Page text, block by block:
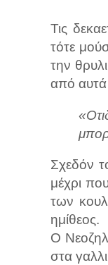
Τις
τότε
την
από αυτά
Σχεδόν
μέχρι
των
ημίθεος.
Ο
στα